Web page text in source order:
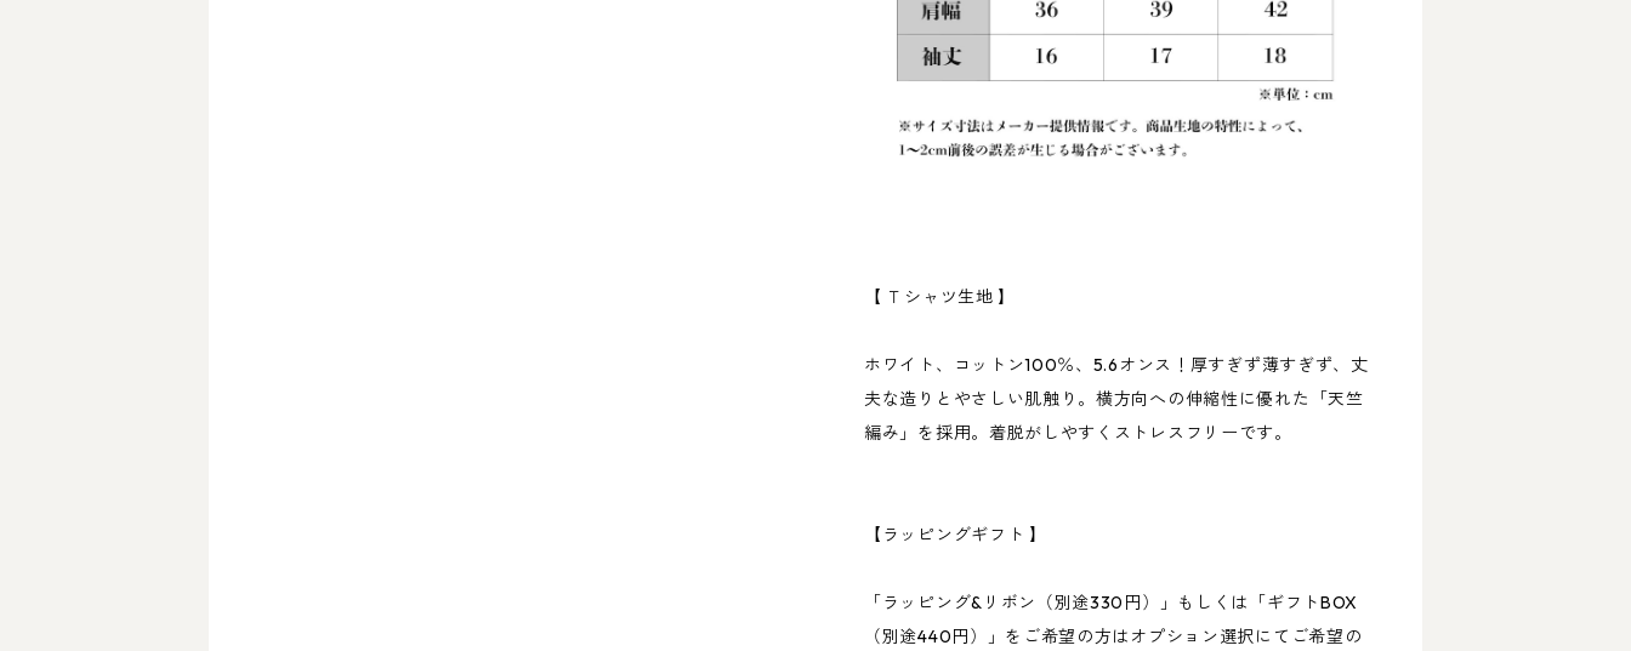
【 Ｔシャツ生地 】
ホワイト、コットン100％、5.6オンス！厚すぎず薄すぎず、丈
夫な造りとやさしい肌触り。横方向への伸縮性に優れた「天竺
編み」を採用。着脱がしやすくストレスフリーです。
【ラッピングギフト 】
「ラッピング&リボン（別途330円）」もしくは「ギフトBOX
（別途440円）」をご希望の方はオプション選択にてご希望の